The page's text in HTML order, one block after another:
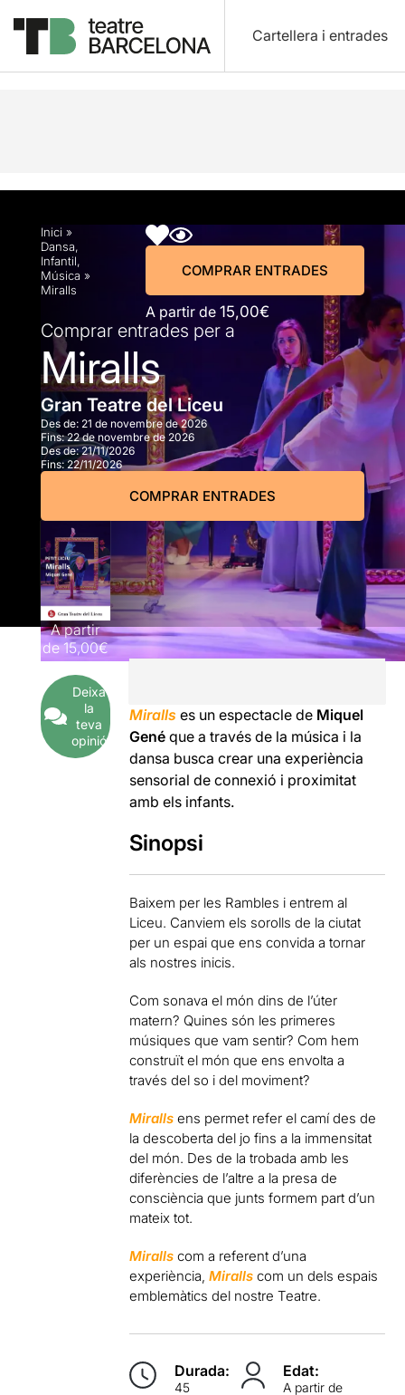
Cartellera i entrades
Descripció Horaris Fitxa artística Fotos i
Inici »
Dansa,
Infantil,
Música »
Miralls
A partir de 15,00€
COMPRAR ENTRADES
Comprar entrades per a
Miralls
Gran Teatre del Liceu
Des de: 21 de novembre de 2026
Fins:22 de novembre de 2026
Des de:21/11/2026
Fins:22/11/2026
COMPRAR ENTRADES
A partir
de15,00€
Deixa
la
teva
opinió
Miralls es un espectacle de Miquel
Gené que a través de la música i la
dansa busca crear una experiència
sensorial de connexió i proximitat
amb els infants.
Sinopsi
Baixem per les Rambles i entrem al
Liceu. Canviem els sorolls de la ciutat
per un espai que ens convida a tornar
als nostres inicis.
Com sonava el món dins de l’úter
matern? Quines són les primeres
músiques que vam sentir? Com hem
construït el món que ens envolta a
través del so i del moviment?
Mirallsens permet refer el camí des de
la descoberta del jo fins a la immensitat
del món. Des de la trobada amb les
diferències de l’altre a la presa de
consciència que junts formem part d’un
mateix tot.
Mirallscom a referent d’una
experiència,Mirallscom un dels espais
emblemàtics del nostre Teatre.
Durada:
45
Edat:
A partir de